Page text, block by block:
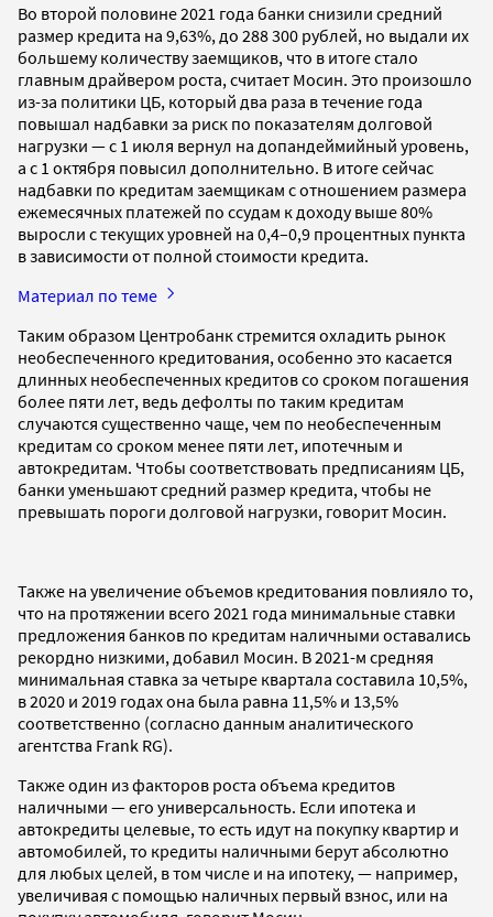
Во второй половине 2021 года банки снизили средний
размер кредита на 9,63%, до 288 300 рублей, но выдали их
большему количеству заемщиков, что в итоге стало
главным драйвером роста, считает Мосин. Это произошло
из-за политики ЦБ, который два раза в течение года
повышал надбавки за риск по показателям долговой
нагрузки — с 1 июля вернул на допандеймийный уровень,
а с 1 октября повысил дополнительно. В итоге сейчас
надбавки по кредитам заемщикам с отношением размера
ежемесячных платежей по ссудам к доходу выше 80%
выросли с текущих уровней на 0,4–0,9 процентных пункта
в зависимости от полной стоимости кредита.
Материал по теме
Таким образом Центробанк стремится охладить рынок
необеспеченного кредитования, особенно это касается
длинных необеспеченных кредитов со сроком погашения
более пяти лет, ведь дефолты по таким кредитам
случаются существенно чаще, чем по необеспеченным
кредитам со сроком менее пяти лет, ипотечным и
автокредитам. Чтобы соответствовать предписаниям ЦБ,
банки уменьшают средний размер кредита, чтобы не
превышать пороги долговой нагрузки, говорит Мосин.
Также на увеличение объемов кредитования повлияло то,
что на протяжении всего 2021 года минимальные ставки
предложения банков по кредитам наличными оставались
рекордно низкими, добавил Мосин. В 2021-м средняя
минимальная ставка за четыре квартала составила 10,5%,
в 2020 и 2019 годах она была равна 11,5% и 13,5%
соответственно (согласно данным аналитического
агентства Frank RG).
Также один из факторов роста объема кредитов
наличными — его универсальность. Если ипотека и
автокредиты целевые, то есть идут на покупку квартир и
автомобилей, то кредиты наличными берут абсолютно
для любых целей, в том числе и на ипотеку, — например,
увеличивая с помощью наличных первый взнос, или на